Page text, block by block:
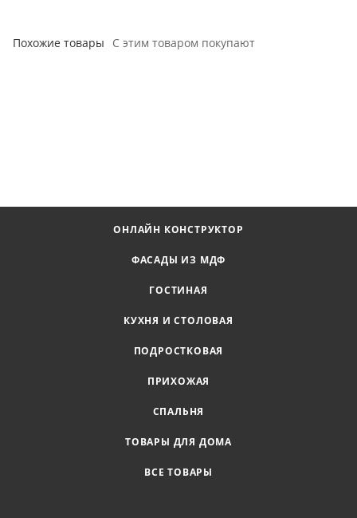
Похожие товары С этим товаром покупают
ОНЛАЙН КОНСТРУКТОР
ФАСАДЫ ИЗ МДФ
ГОСТИНАЯ
КУХНЯ И СТОЛОВАЯ
ПОДРОСТКОВАЯ
ПРИХОЖАЯ
СПАЛЬНЯ
ТОВАРЫ ДЛЯ ДОМА
ВСЕ ТОВАРЫ